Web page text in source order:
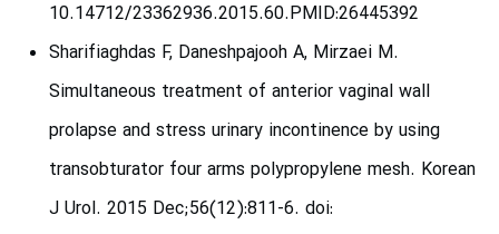
10.14712/23362936.2015.60.PMID:26445392
Sharifiaghdas F, Daneshpajooh A, Mirzaei M.
Simultaneous treatment of anterior vaginal wall
prolapse and stress urinary incontinence by using
transobturator four arms polypropylene mesh. Korean
J Urol. 2015 Dec;56(12):811-6. doi: